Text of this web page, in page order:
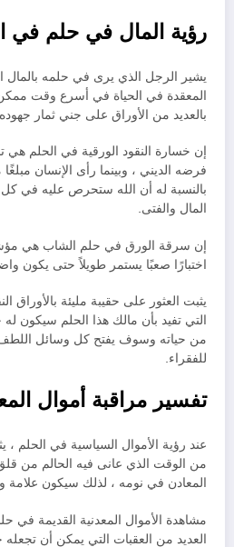
رؤية المال في حلم في
يشير الرجل الذي يرى في حلمه
المعقدة في الحياة في أسرع وقت
بالعديد من الأوراق على جني ثمار
إن خسارة النقود الورقية في الحلم
فرضه الديني ، وبينما رأى الإنسان
بالنسبة له أن الله ستحرص عليه في كل
المال والفتى.
إن سرقة الورق في حلم الشاب هي
اختبارًا صعبًا يستمر طويلاً حتى يكون
يثبت العثور على حقيبة مليئة بالأوراق
التي تفيد بأن مالك هذا الحلم سيكون
من حياته وسوف يفتح كل وسائل اللطف
للفقراء.
تفسير مراقبة أموال
عند رؤية الأموال السياسية في الحلم ،
من الوقت الذي عانى فيه الحالم من
المعادن في نومه ، لذلك سيكون علامة
مشاهدة الأموال المعدنية القديمة في
العديد من العقبات التي يمكن أن تجعله